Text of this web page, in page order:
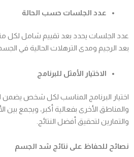
عدد الجلسات حسب الحالة
عدد الجلسات يحدد بعد تقييم شامل لكل
بعد الرجيم ومدى الترهلات الحالية في
الاختيار الأمثل للبرنامج
اختيار البرنامج المناسب لكل شخص يضمن
والمناطق الأخرى بفعالية أكبر، ويجمع بين
والتمارين لتحقيق أفضل النتائج.
نصائح للحفاظ على نتائج شد الجسم